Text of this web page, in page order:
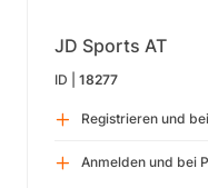
JD Sports AT
ID | 18277
Registrieren und
Anmelden und bei